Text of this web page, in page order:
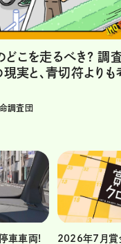
どこを走るべき? 調
現実と、青切符より
調査団
車車両!
2026年7月賞